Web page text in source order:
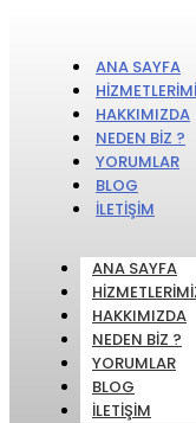
ANA SAYFA
HAKKIMIZDA
NEDEN BIZ ?
YORUMLAR
BLOG
İLETIŞIM
ANA SAYFA
HAKKIMIZDA
NEDEN BIZ ?
YORUMLAR
BLOG
İLETIŞIM